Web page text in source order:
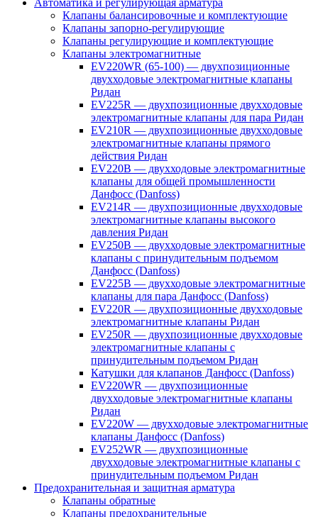
Автоматика и регулирующая арматура
Клапаны балансировочные и комплектующие
Клапаны запорно-регулирующие
Клапаны регулирующие и комплектующие
Клапаны электромагнитные
EV220WR (65-100) — двухпозиционные
двухходовые электромагнитные клапаны
Ридан
EV225R — двухпозиционные двухходовые
электромагнитные клапаны для пара Ридан
EV210R — двухпозиционные двухходовые
электромагнитные клапаны прямого
действия Ридан
EV220B — двухходовые электромагнитные
клапаны для общей промышленности
Данфосс (Danfoss)
EV214R — двухпозиционные двухходовые
электромагнитные клапаны высокого
давления Ридан
EV250B — двухходовые электромагнитные
клапаны с принудительным подъемом
Данфосс (Danfoss)
EV225B — двухходовые электромагнитные
клапаны для пара Данфосс (Danfoss)
EV220R — двухпозиционные двухходовые
электромагнитные клапаны Ридан
EV250R — двухпозиционные двухходовые
электромагнитные клапаны с
принудительным подъемом Ридан
Катушки для клапанов Данфосс (Danfoss)
EV220WR — двухпозиционные
двухходовые электромагнитные клапаны
Ридан
EV220W — двухходовые электромагнитные
клапаны Данфосс (Danfoss)
EV252WR — двухпозиционные
двухходовые электромагнитные клапаны с
принудительным подъемом Ридан
Предохранительная и защитная арматура
Клапаны обратные
Клапаны предохранительные